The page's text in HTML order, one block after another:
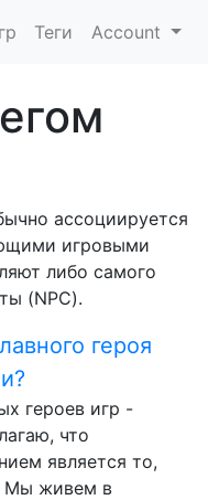
Теги Account
ассоциируется
игровыми
либо самого
(NPC).
героя
героев игр -
что
является то,
Мы живем в